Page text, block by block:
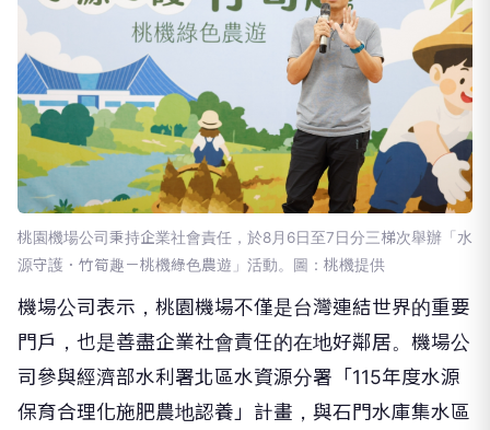
桃園機場公司秉持企業社會責任，於8月6日至7日分三梯次舉辦「水
源守護．竹筍趣－桃機綠色農遊」活動。圖：桃機提供
機場公司表示，桃園機場不僅是台灣連結世界的重要
門戶，也是善盡企業社會責任的在地好鄰居。機場公
司參與經濟部水利署北區水資源分署「115年度水源
保育合理化施肥農地認養」計畫，與石門水庫集水區